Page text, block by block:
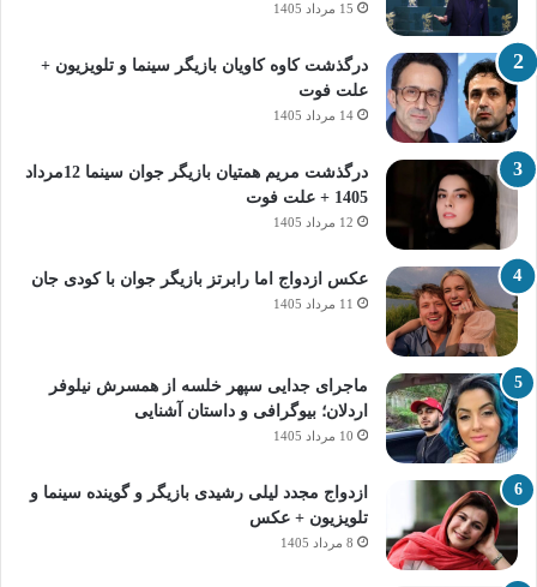
15 مرداد 1405
درگذشت کاوه کاویان بازیگر سینما و تلویزیون +
علت فوت
14 مرداد 1405
درگذشت مریم همتیان بازیگر جوان سینما 12مرداد
1405 + علت فوت
12 مرداد 1405
عکس ازدواج اما رابرتز بازیگر جوان با کودی جان
11 مرداد 1405
ماجرای جدایی سپهر خلسه از همسرش نیلوفر
اردلان؛ بیوگرافی و داستان آشنایی
10 مرداد 1405
ازدواج مجدد لیلی رشیدی بازیگر و گوینده سینما و
تلویزیون + عکس
8 مرداد 1405